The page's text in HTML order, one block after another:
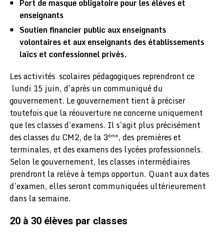
Port de masque obligatoire pour les élèves et
enseignants
Soutien financier public aux enseignants
volontaires et aux enseignants des établissements
laïcs et confessionnel privés.
Les activités scolaires pédagogiques reprendront ce
lundi 15 juin, d’après un communiqué du
gouvernement. Le gouvernement tient à préciser
toutefois que la réouverture ne concerne uniquement
que les classes d’examens. Il s’agit plus précisément
des classes du CM2, de la 3ème, des premières et
terminales, et des examens des lycées professionnels.
Selon le gouvernement, les classes intermédiaires
prendront la relève à temps opportun. Quant aux dates
d’examen, elles seront communiquées ultérieurement
dans la semaine.
20 à 30 élèves par classes